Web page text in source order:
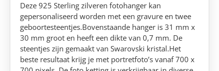
Deze 925 Sterling zilveren fotohanger kan
gepersonaliseerd worden met een gravure en twee
geboortesteentjes.Bovenstaande hanger is 31 mm x
30 mm groot en heeft een dikte van 0,7 mm. De
steentjes zijn gemaakt van Swarovski kristal.Het
beste resultaat krijg je met portretfoto’s vanaf 700 x